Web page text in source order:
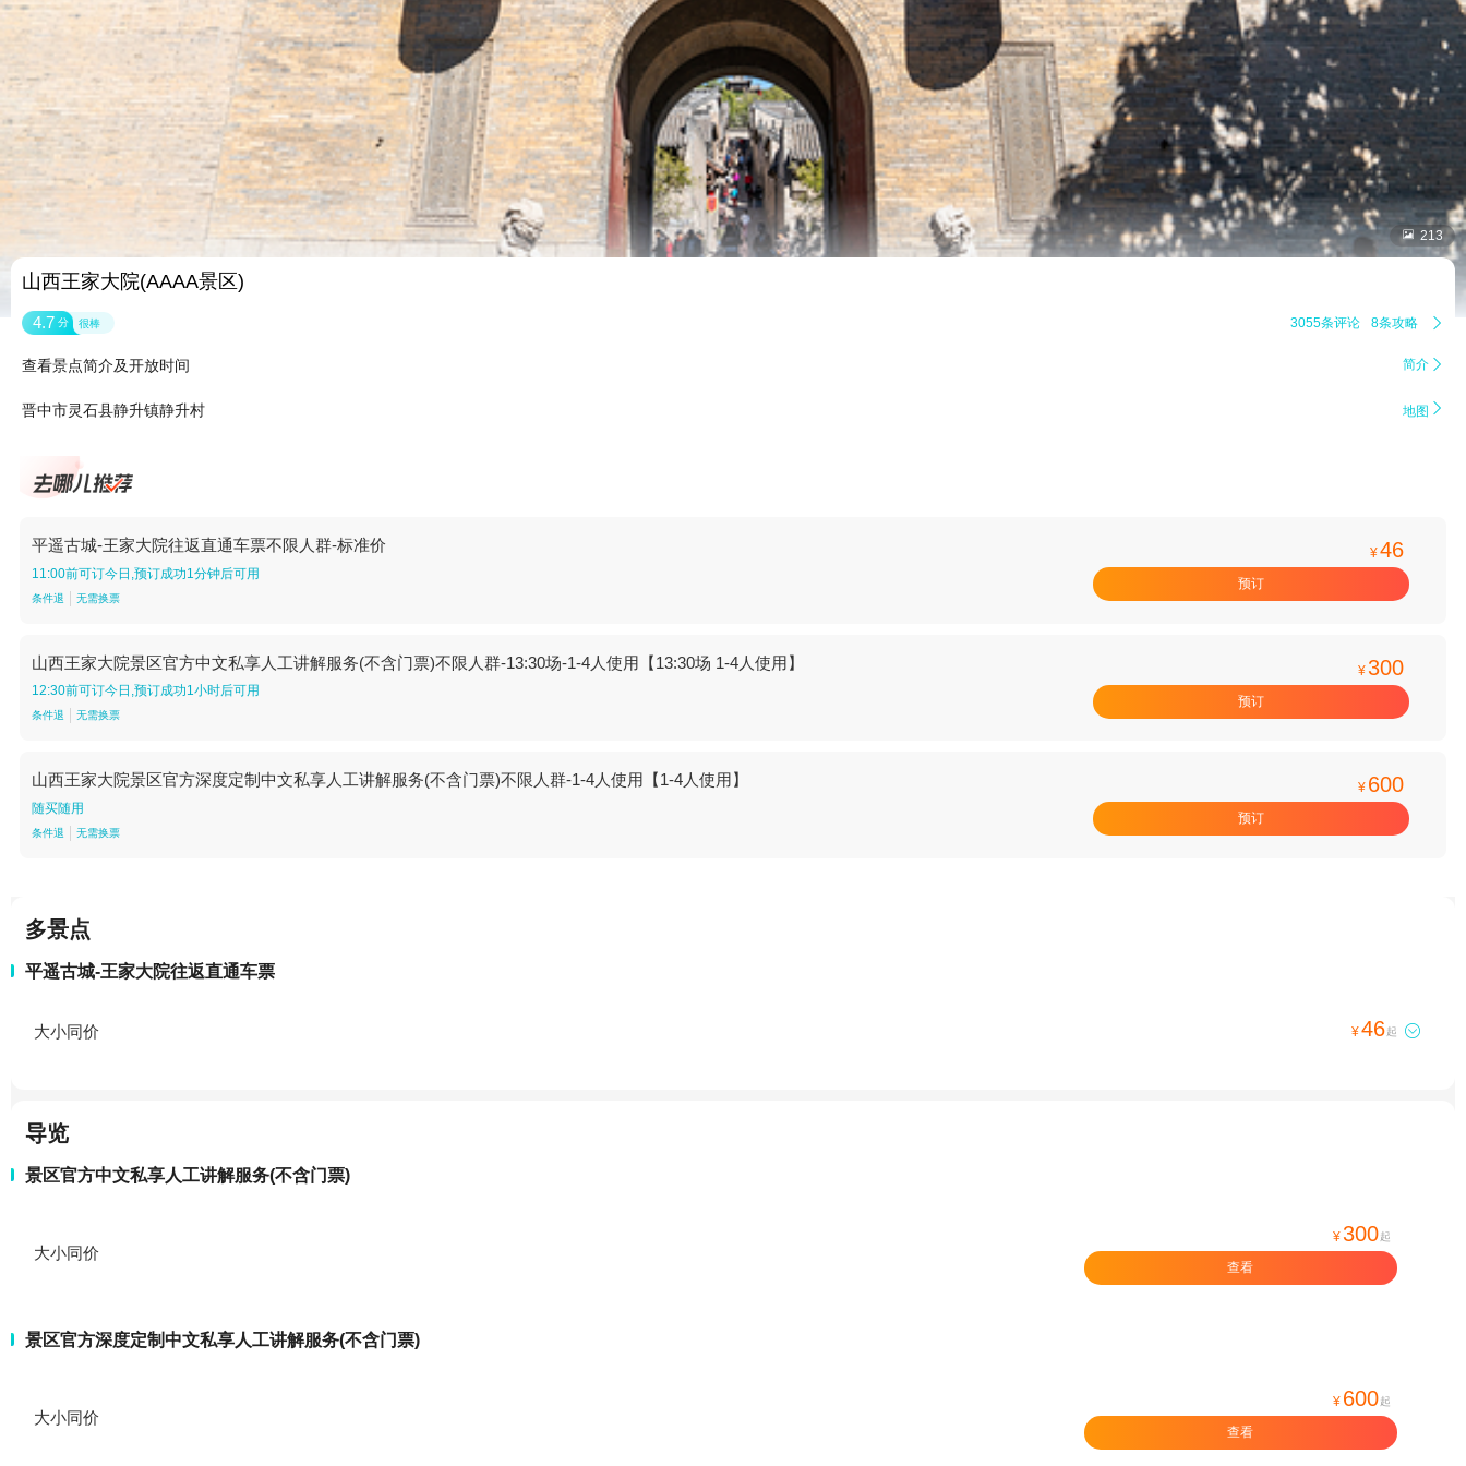
 213
山西王家大院(AAAA景区)
4.7 分 很棒 3055条评论 8条攻略 
查看景点简介及开放时间 简介 
晋中市灵石县静升镇静升村 地图 
平遥古城-王家大院往返直通车票不限人群-标准价
11:00前可订今日,预订成功1分钟后可用
条件退 无需换票
¥46
预订
山西王家大院景区官方中文私享人工讲解服务(不含门票)不限人群-13:30场-1-4人使用【13:30场 1-4人使用】
12:30前可订今日,预订成功1小时后可用
条件退 无需换票
¥300
预订
山西王家大院景区官方深度定制中文私享人工讲解服务(不含门票)不限人群-1-4人使用【1-4人使用】
随买随用
条件退 无需换票
¥ 600
预订
多景点
平遥古城-王家大院往返直通车票
大小同价 ¥46起 
导览
景区官方中文私享人工讲解服务(不含门票)
大小同价
¥300 起
查看
景区官方深度定制中文私享人工讲解服务(不含门票)
大小同价
¥ 600 起
查看